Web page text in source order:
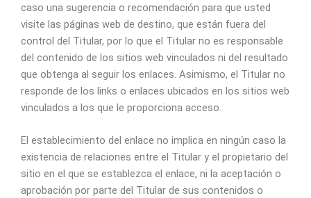
caso una sugerencia o recomendación para que usted
visite las páginas web de destino, que están fuera del
control del Titular, por lo que el Titular no es responsable
del contenido de los sitios web vinculados ni del resultado
que obtenga al seguir los enlaces. Asimismo, el Titular no
responde de los links o enlaces ubicados en los sitios web
vinculados a los que le proporciona acceso.
El establecimiento del enlace no implica en ningún caso la
existencia de relaciones entre el Titular y el propietario del
sitio en el que se establezca el enlace, ni la aceptación o
aprobación por parte del Titular de sus contenidos o